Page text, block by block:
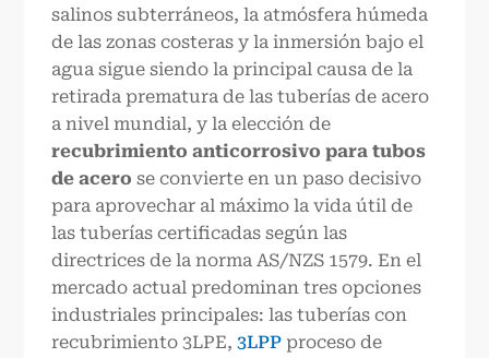
salinos subterráneos, la atmósfera húmeda
de las zonas costeras y la inmersión bajo el
agua sigue siendo la principal causa de la
retirada prematura de las tuberías de acero
a nivel mundial, y la elección de
recubrimiento anticorrosivo para tubos
de acero se convierte en un paso decisivo
para aprovechar al máximo la vida útil de
las tuberías certificadas según las
directrices de la norma AS/NZS 1579. En el
mercado actual predominan tres opciones
industriales principales: las tuberías con
recubrimiento 3LPE,3LPP proceso de